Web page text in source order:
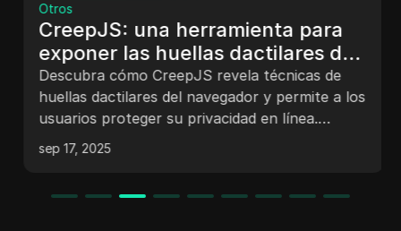
Otros
CreepJS: una herramienta para
exponer las huellas dactilares del
navegador y proteger su
privacidad
Descubra cómo CreepJS revela técnicas de
huellas dactilares del navegador y permite a los
usuarios proteger su privacidad en línea.
Aprende a evitar el rastreo y proteger tu
identidad digital.
sep 17, 2025